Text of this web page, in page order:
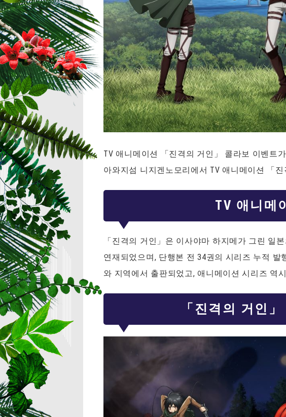
TV 애니메이션 「진격의 거인」 콜라보 이벤트
아와지섬 니지겐노모리에서 TV 애니메이션 「
TV 애니메
「진격의 거인」은 이사야마 하지메가 그린 일
연재되었으며, 단행본 전 34권의 시리즈 누적
와 지역에서 출판되었고, 애니메이션 시리즈 역
「진격의 거인